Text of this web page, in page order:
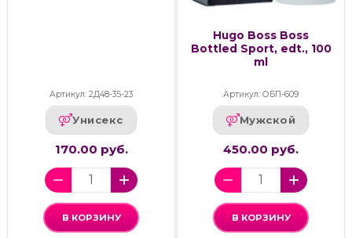
Артикул: 2Д48-35-23
Унисекс
170.00 руб.
В КОРЗИНУ
Hugo Boss Boss
Bottled Sport, edt., 100
ml
Артикул: ОБП-609
Мужской
450.00 руб.
В КОРЗИНУ